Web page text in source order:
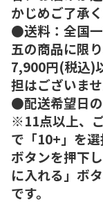
かじめご了承く
●送料：全国
五の商品に限
7,900円(税込)
担はございませ
●配送希望日の
※11点以上、
で「10+」を選
ボタンを押下
に入れる」ボ
です。